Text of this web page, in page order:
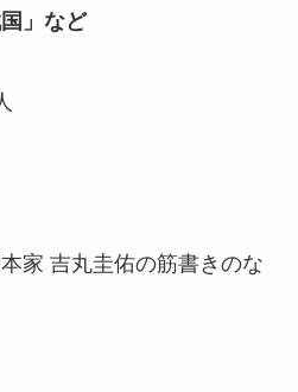
」など
家 吉丸圭佑の筋書きのな